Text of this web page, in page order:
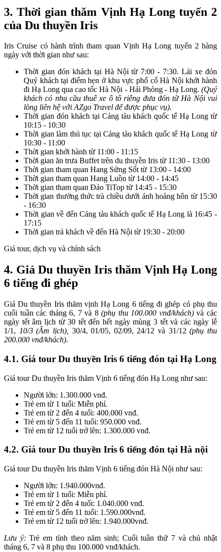
3. Thời gian thăm Vịnh Hạ Long tuyến 2
của Du thuyền Iris
Iris Cruise có hành trình tham quan Vịnh Hạ Long tuyến 2 hàng
ngày với thời gian như sau:
Thời gian đón khách tại Hà Nội từ 7:00 - 7:30. Lái xe đón
Quý khách tại điểm hẹn ở khu vực phố cổ Hà Nội khởi hành
đi Hạ Long qua cao tốc Hà Nội - Hải Phòng - Hạ Long. (Quý
khách có nhu cầu thuê xe ô tô riêng đưa đón từ Hà Nội vui
lòng liên hệ với AZgo Travel để được phục vụ).
Thời gian đón khách tại Cảng tàu khách quốc tế Hạ Long từ
10:15 - 10:30
Thời gian làm thủ tục tại Cảng tàu khách quốc tế Hạ Long từ
10:30 - 11:00
Thời gian khởi hành từ 11:00 - 11:15
Thời gian ăn trưa Buffet trên du thuyền Iris từ 11:30 - 13:00
Thời gian tham quan Hang Sửng Sốt từ 13:00 - 14:00
Thời gian tham quan Hang Luồn từ 14:00 - 14:45
Thời gian tham quan Đảo TiTop từ 14:45 - 15:30
Thời gian thưởng thức trà chiều dưới ánh hoàng hôn từ 15:30
- 16:30
Thời gian về đến Cảng tàu khách quốc tế Hạ Long là 16:45 -
17:15
Thời gian trả khách về đến Hà Nội từ 19:30 - 20:00
Giá tour, dịch vụ và chính sách
4. Giá Du thuyền Iris thăm Vịnh Hạ Long
6 tiếng đi ghép
Giá Du thuyền Iris thăm vịnh Hạ Long 6 tiếng đi ghép có phụ thu
cuối tuần các tháng 6, 7 và 8(phụ thu 100.000 vnđ/khách)và các
ngày tết âm lịch từ 30 tết đến hết ngày mùng 3 tết và các ngày lễ
1/1, 10/3 (Âm lịch), 30/4, 01/05, 02/09, 24/12 và 31/12(phụ thu
200.000 vnđ/khách).
4.1. Giá tour Du thuyền Iris 6 tiếng đón tại Hạ Long
Giá tour Du thuyền Iris thăm Vịnh 6 tiếng đón Hạ Long như sau:
Người lớn: 1.300.000 vnđ.
Trẻ em từ 1 tuổi: Miễn phí.
Trẻ em từ 2 đến 4 tuổi: 400.000 vnđ.
Trẻ em từ 5 đến 11 tuổi: 950.000 vnđ.
Trẻ em từ 12 tuổi trở lên: 1.300.000 vnđ.
4.2. Giá tour Du thuyền Iris 6 tiếng đón tại Hà nội
Giá tour Du thuyền Iris thăm Vịnh 6 tiếng đón Hà Nội như sau:
Người lớn: 1.940.000vnđ.
Trẻ em từ 1 tuổi: Miễn phí.
Trẻ em từ 2 đến 4 tuổi: 1.040.000 vnđ.
Trẻ em từ 5 đến 11 tuổi: 1.590.000vnđ.
Trẻ em từ 12 tuổi trở lên: 1.940.000vnđ.
Lưu ý: Trẻ em tính theo năm sinh; Cuối tuần thứ 7 và chủ nhật
tháng 6, 7 và 8 phụ thu 100.000 vnđ/khách.